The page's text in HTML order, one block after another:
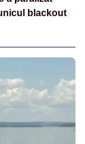
blackout